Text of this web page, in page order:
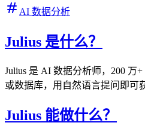
AI 数据分析
Julius 是什么？
Julius 是 AI 数据分析师，200 万
或数据库，用自然语言提问即可
Julius 能做什么？